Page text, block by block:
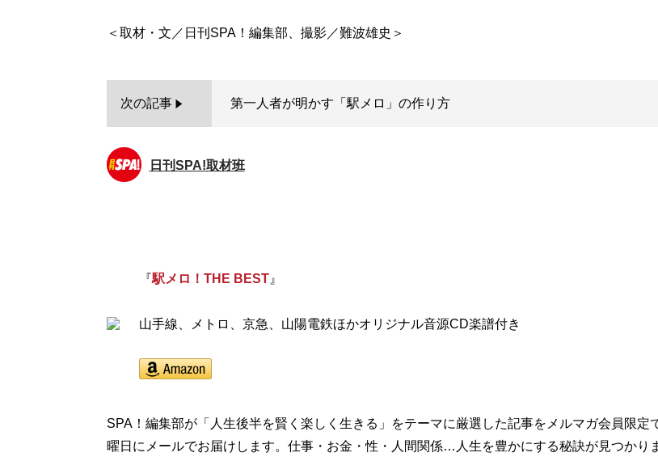
次の記事 第一人者が明かす「駅メロ」の作り方
日刊SPA!取材班
『駅メロ！THE BEST』
山手線、メトロ、京急、山陽電鉄ほかオリジナル音源CD楽譜付き
SPA！編集部が「人生後半を賢く楽しく生きる」をテーマに厳選した記事をメルマガ会員限定
曜日にメールでお届けします。仕事・お金・性・人間関係…人生を豊かにする秘訣が見つかり